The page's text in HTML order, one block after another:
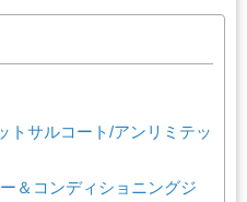
トサルコート/アンリミテッ
＆コンディショニングジ